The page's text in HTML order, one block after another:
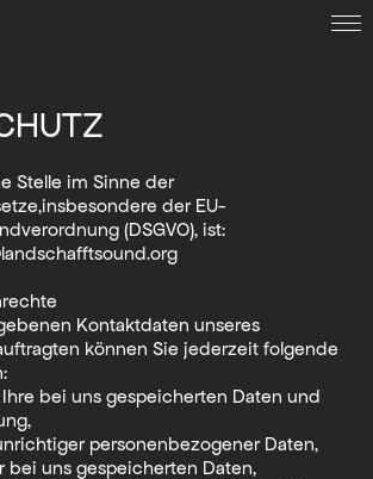
Termine
Archiv
Kollaboration
English
Stelle im Sinne der
der EU-
(DSGVO), ist:
Kontaktdaten unseres
können Sie jederzeit folgende
bei uns gespeicherten Daten und
personenbezogener Daten,
bei uns gespeicherten Daten,